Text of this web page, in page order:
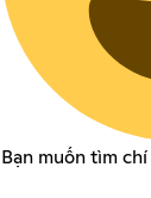
Bạn muốn tìm